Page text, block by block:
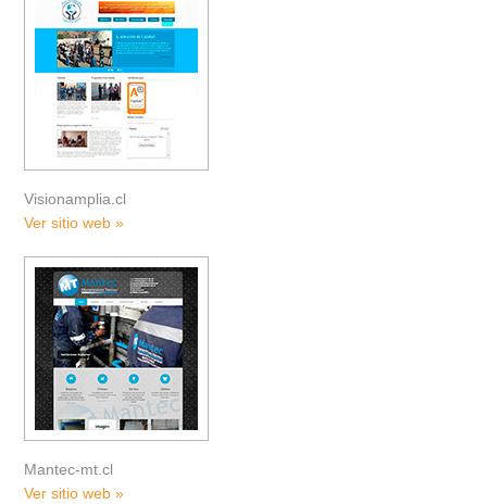
Visionamplia.cl
Ver sitio web »
Mantec-mt.cl
Ver sitio web »